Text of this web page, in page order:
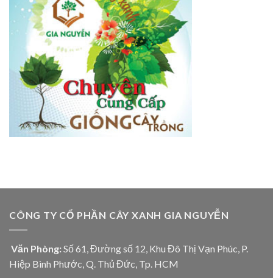
CÔNG TY CỔ PHẦN CÂY XANH GIA NGUYỄN
Văn Phòng: Số 61, Đường số 12, Khu Đô Thị Vạn Phúc, P.
Hiệp Bình Phước, Q. Thủ Đức, Tp. HCM